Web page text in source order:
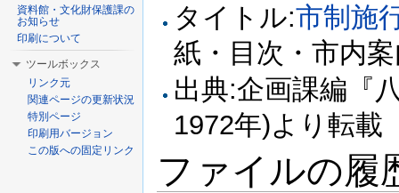
タイトル:市制施
紙・目次・市内
出典:企画課編『
1972年)より転載
ファイルの履
資料館・文化財保護課の
お知らせ
印刷について
ツールボックス
リンク元
関連ページの更新状況
特別ページ
印刷用バージョン
この版への固定リンク